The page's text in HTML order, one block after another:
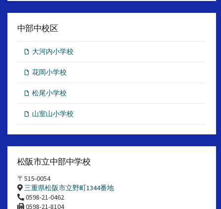
中部中校区
大河内小学校
花岡小学校
松尾小学校
山室山小学校
松阪市立中部中学校
〒515-0054
三重県松阪市立野町1344番地
0598-21-0462
0598-21-8104